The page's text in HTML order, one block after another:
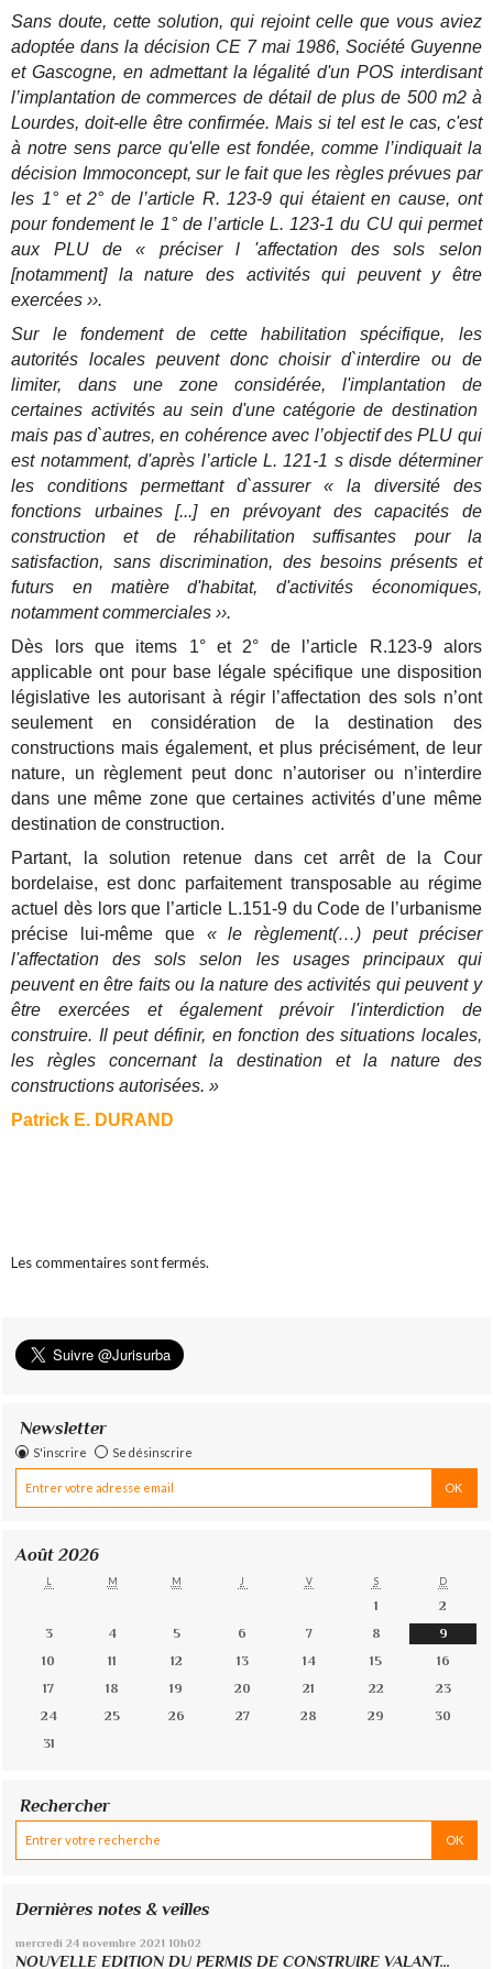
Sans doute, cette solution, qui rejoint celle que vous aviez
adoptée dans la décision CE 7 mai 1986, Société Guyenne
et Gascogne, en admettant la légalité d'un POS interdisant
l’implantation de commerces de détail de plus de 500 m2 à
Lourdes, doit-elle être confirmée. Mais si tel est le cas, c'est
à notre sens parce qu'elle est fondée, comme l’indiquait la
décision Immoconcept, sur le fait que les règles prévues par
les 1° et 2° de l’article R. 123-9 qui étaient en cause, ont
pour fondement le 1° de l’article L. 123-1 du CU qui permet
aux PLU de « préciser l 'affectation des sols selon
[notamment] la nature des activités qui peuvent y être
exercées ››.
Sur le fondement de cette habilitation spécifique, les
autorités locales peuvent donc choisir d`interdire ou de
limiter, dans une zone considérée, l'implantation de
certaines activités au sein d'une catégorie de destination
mais pas d`autres, en cohérence avec l’objectif des PLU qui
est notamment, d'après l’article L. 121-1 s disde déterminer
les conditions permettant d`assurer « la diversité des
fonctions urbaines [...] en prévoyant des capacités de
construction et de réhabilitation suffisantes pour la
satisfaction, sans discrimination, des besoins présents et
futurs en matière d'habitat, d'activités économiques,
notamment commerciales ››.
Dès lors que items 1° et 2° de l’article R.123-9 alors
applicable ont pour base légale spécifique une disposition
législative les autorisant à régir l’affectation des sols n’ont
seulement en considération de la destination des
constructions mais également, et plus précisément, de leur
nature, un règlement peut donc n’autoriser ou n’interdire
dans une même zone que certaines activités d’une même
destination de construction.
Partant, la solution retenue dans cet arrêt de la Cour
bordelaise, est donc parfaitement transposable au régime
actuel dès lors que l’article L.151-9 du Code de l’urbanisme
précise lui-même que « le règlement(…) peut préciser
l'affectation des sols selon les usages principaux qui
peuvent en être faits ou la nature des activités qui peuvent y
être exercées et également prévoir l'interdiction de
construire. Il peut définir, en fonction des situations locales,
les règles concernant la destination et la nature des
constructions autorisées. »
Patrick E. DURAND
Les commentaires sont fermés.
Newsletter
S'inscrire Se désinscrire
Août 2026
L M M J V S D
1
2
3
4 5 6 7 8
9
10
11 12 13 14 15
16
17
18 19 20 21 22
23
24
25 26 27 28 29
30
31
Rechercher
Dernières notes & veilles
mercredi 24 novembre 2021 10h02
NOUVELLE EDITION DU PERMIS DE CONSTRUIRE VALANT...